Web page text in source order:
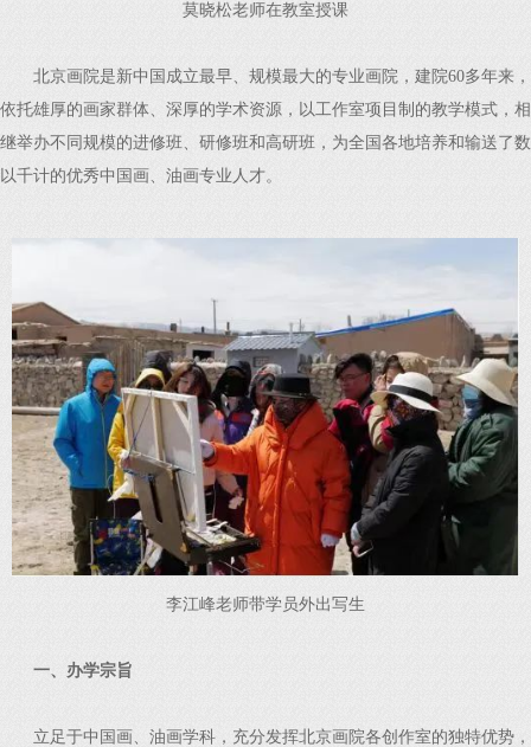
莫晓松老师在教室授课
北京画院是新中国成立最早、规模最大的专业画院，建院60多年来，
依托雄厚的画家群体、深厚的学术资源，以工作室项目制的教学模式，相
继举办不同规模的进修班、研修班和高研班，为全国各地培养和输送了数
以千计的优秀中国画、油画专业人才。
李江峰老师带学员外出写生
一、办学宗旨
立足于中国画、油画学科，充分发挥北京画院各创作室的独特优势，